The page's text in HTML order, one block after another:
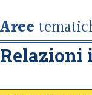
Aree
Relazioni